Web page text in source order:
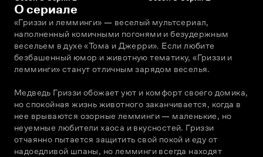
О сериале
«Гриззи и лемминги» — веселый мультсериал,
наполненный комичными погонями и безудержным
весельем в духе «Тома и Джерри». Если любите
безбашенный юмор и животную тематику, «Гриззи и
лемминги» станут отличным зарядом веселья.
Медведь Гриззи обожает уют и комфорт своего домика,
но спокойная жизнь животного заканчивается, когда в
нее врываются озорные лемминги — маленькие, но
неуемные любители хаоса и вкусностей. Гриззи
отчаянно пытается защитить свой покой и еду от
надоедливой шпаны, но лемминги всегда находят